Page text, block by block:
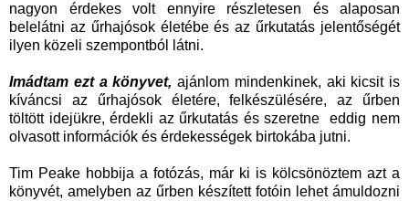
nagyon érdekes volt ennyire részletesen és alaposan
belelátni az űrhajósok életébe és az űrkutatás jelentőségét
ilyen közeli szempontból látni.
Imádtam ezt a könyvet, ajánlom mindenkinek, aki kicsit is
kíváncsi az űrhajósok életére, felkészülésére, az űrben
töltött idejükre, érdekli az űrkutatás és szeretne eddig nem
olvasott információk és érdekességek birtokába jutni.
Tim Peake hobbija a fotózás, már ki is kölcsönöztem azt a
könyvét, amelyben az űrben készített fotóin lehet ámuldozni